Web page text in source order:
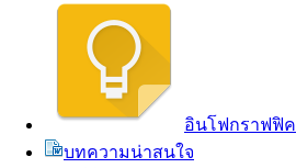
อินโฟกราฟฟิค
บทความน่าสนใจ